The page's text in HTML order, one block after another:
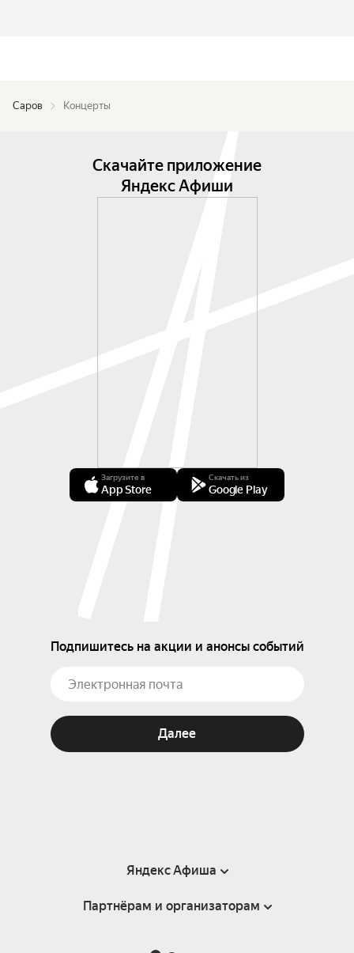
Саров Концерты
Скачайте приложение
Яндекс Афиши
Загрузите в
App Store
Скачать из
Google Play
Подпишитесь на акции и анонсы событий
Далее
Яндекс Афиша
Справка
Партнёрам и организаторам